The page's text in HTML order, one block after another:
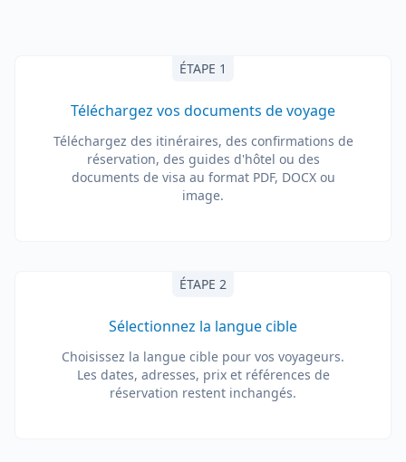
ÉTAPE 1
Téléchargez vos documents de voyage
Téléchargez des itinéraires, des confirmations de
réservation, des guides d'hôtel ou des
documents de visa au format PDF, DOCX ou
image.
ÉTAPE 2
Sélectionnez la langue cible
Choisissez la langue cible pour vos voyageurs.
Les dates, adresses, prix et références de
réservation restent inchangés.